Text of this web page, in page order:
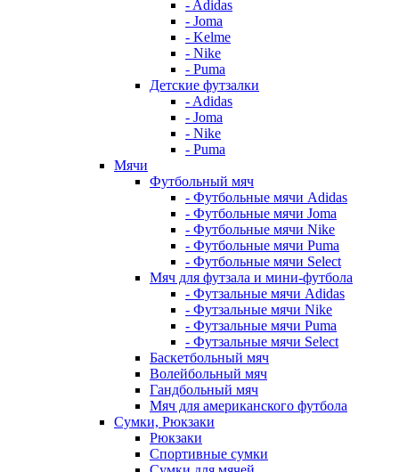
- Adidas
- Joma
- Kelme
- Nike
- Puma
Детские футзалки
- Adidas
- Joma
- Nike
- Puma
Мячи
Футбольный мяч
- Футбольные мячи Adidas
- Футбольные мячи Joma
- Футбольные мячи Nike
- Футбольные мячи Puma
- Футбольные мячи Select
Мяч для футзала и мини-футбола
- Футзальные мячи Adidas
- Футзальные мячи Nike
- Футзальные мячи Puma
- Футзальные мячи Select
Баскетбольный мяч
Волейбольный мяч
Гандбольный мяч
Мяч для американского футбола
Сумки, Рюкзаки
Рюкзаки
Спортивные сумки